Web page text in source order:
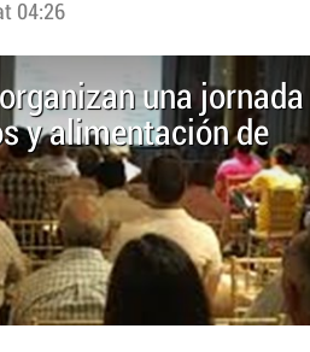
04:26
una
y alimentación de